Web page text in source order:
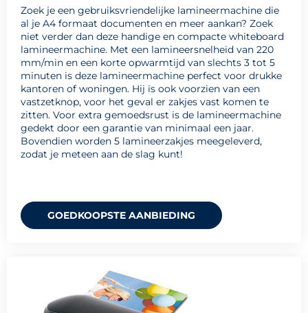
Zoek je een gebruiksvriendelijke lamineermachine die
al je A4 formaat documenten en meer aankan? Zoek
niet verder dan deze handige en compacte whiteboard
lamineermachine. Met een lamineersnelheid van 220
mm/min en een korte opwarmtijd van slechts 3 tot 5
minuten is deze lamineermachine perfect voor drukke
kantoren of woningen. Hij is ook voorzien van een
vastzetknop, voor het geval er zakjes vast komen te
zitten. Voor extra gemoedsrust is de lamineermachine
gedekt door een garantie van minimaal een jaar.
Bovendien worden 5 lamineerzakjes meegeleverd,
zodat je meteen aan de slag kunt!
GOEDKOOPSTE AANBIEDING